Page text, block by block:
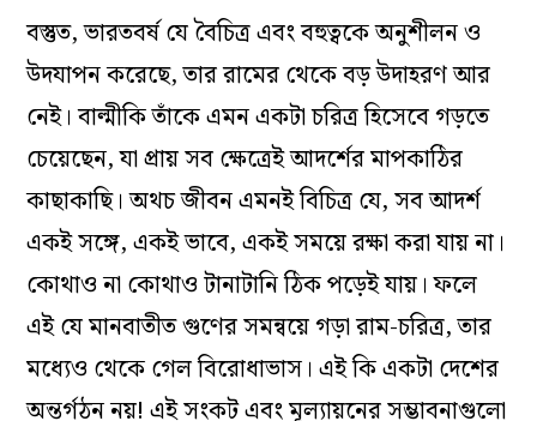
বস্তুত, ভারতবর্ষ যে বৈচিত্র এবং বহুত্বকে অনুশীলন ও
উদযাপন করেছে, তার রামের থেকে বড় উদাহরণ আর
নেই। বাল্মীকি তাঁকে এমন একটা চরিত্র হিসেবে গড়তে
চেয়েছেন, যা প্রায় সব ক্ষেত্রেই আদর্শের মাপকাঠির
কাছাকাছি। অথচ জীবন এমনই বিচিত্র যে, সব আদর্শ
একই সঙ্গে, একই ভাবে, একই সময়ে রক্ষা করা যায় না।
কোথাও না কোথাও টানাটানি ঠিক পড়েই যায়। ফলে
এই যে মানবাতীত গুণের সমন্বয়ে গড়া রাম-চরিত্র, তার
মধ্যেও থেকে গেল বিরোধাভাস। এই কি একটা দেশের
অন্তর্গঠন নয়! এই সংকট এবং মূল্যায়নের সম্ভাবনাগুলো